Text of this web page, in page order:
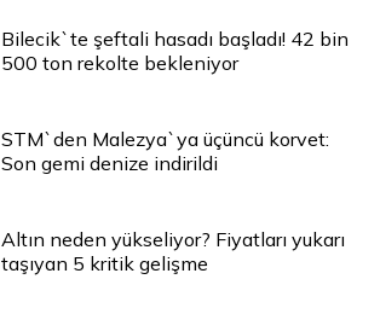
Bilecik`te şeftali hasadı başladı! 42 bin
500 ton rekolte bekleniyor
STM`den Malezya`ya üçüncü korvet:
Son gemi denize indirildi
Altın neden yükseliyor? Fiyatları yukarı
taşıyan 5 kritik gelişme